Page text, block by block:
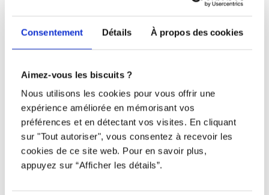
Consentement Détails À propos des cookies
Aimez-vous les biscuits ?
Nous utilisons les cookies pour vous offrir une
expérience améliorée en mémorisant vos
préférences et en détectant vos visites. En cliquant
sur "Tout autoriser", vous consentez à recevoir les
cookies de ce site web. Pour en savoir plus,
appuyez sur “Afficher les détails”.
Email
info@djob.co
Liens utiles
S’inscrire
À propos